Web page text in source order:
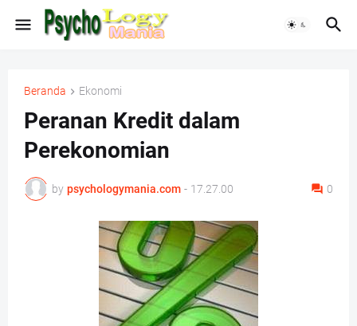
Beranda Ekonomi
Peranan Kredit dalam
Perekonomian
by psychologymania.com - 17.27.00 0